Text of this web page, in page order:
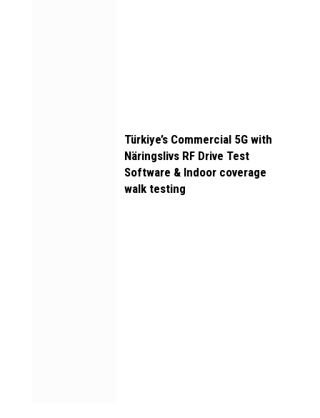
Türkiye’s Commercial 5G with
Näringslivs RF Drive Test
Software & Indoor coverage
walk testing